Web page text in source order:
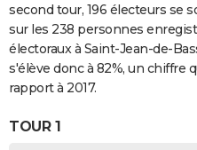
second tour, 196 électeurs se
sur les 238 personnes
électoraux à Saint-Jean-de-
s'élève donc à 82%, un chiffre
rapport à 2017.
TOUR 1